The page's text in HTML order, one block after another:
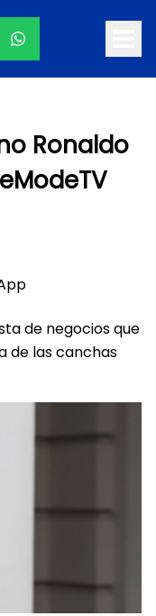
Ronaldo
de negocios que
de las canchas